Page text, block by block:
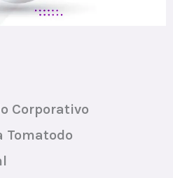
Corporativo
Tomatodo